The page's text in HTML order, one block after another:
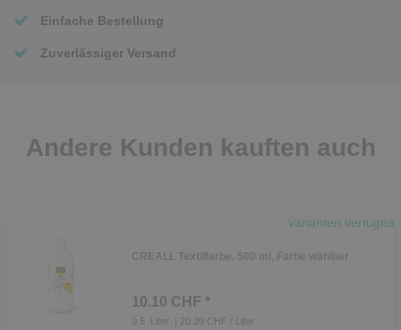
Einfache Bestellung
Zuverlässiger Versand
Andere Kunden kauften auch
Varianten verfügbar
CREALL Textilfarbe, 500 ml, Farbe wählbar
10.10 CHF *
0.5 Liter
| 20.20 CHF / Liter